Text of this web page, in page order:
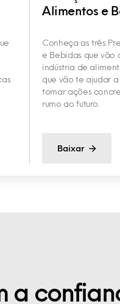
Alimentos e
Conheça as três
e Bebidas que vão
indústria de
que vão te ajudar a
tomar ações
rumo ao futuro.
Baixar
a